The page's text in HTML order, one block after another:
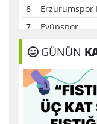
6
Erzurumspor
7
Eyüpspor
8
Fenerbahçe
10 Gaziantep FK
Gençlerbirliği
Göztepe
GÜNÜN